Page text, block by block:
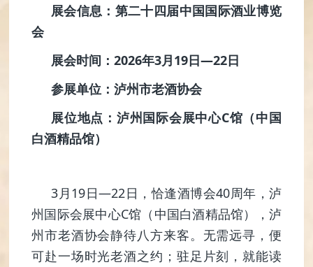
展会信息：第二十四届中国国际酒业博览
会
展会时间：2026年3月19日—22日
参展单位：泸州市老酒协会
展位地点：泸州国际会展中心C馆（中国
白酒精品馆）
3月19日—22日，恰逢酒博会40周年，泸
州国际会展中心C馆（中国白酒精品馆），泸
州市老酒协会静待八方来客。无需远寻，便
可赴一场时光老酒之约；驻足片刻，就能读